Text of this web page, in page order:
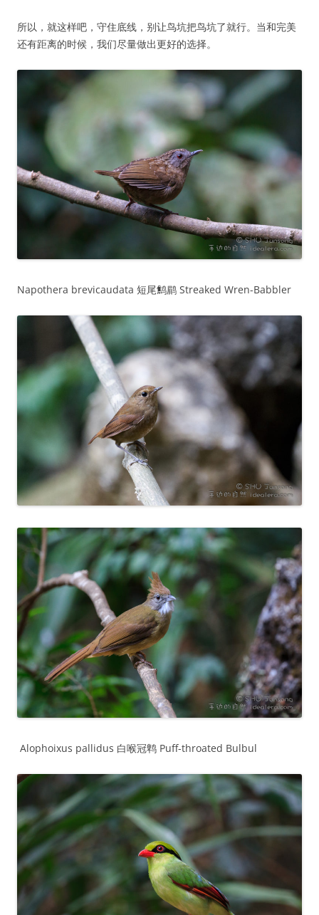
所以，就这样吧，守住底线，别让鸟坑把鸟坑了就行。当和完美
还有距离的时候，我们尽量做出更好的选择。
Napothera brevicaudata 短尾鹪鹛 Streaked Wren-Babbler
Alophoixus pallidus 白喉冠鹎 Puff-throated Bulbul